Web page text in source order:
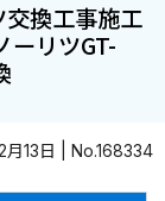
換工事施工
ーリツGT-
月13日 | No.168334